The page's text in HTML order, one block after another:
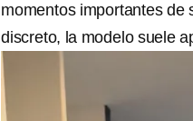
momentos importantes de
discreto, la modelo suele